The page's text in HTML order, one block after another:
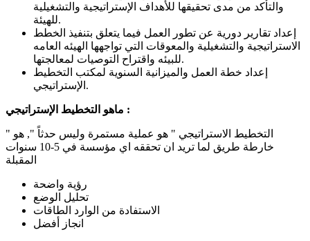
والتأكد من مدى تحقيقها للأهداف الإستراتيجية والتشغيلية
للهيئة.
إعداد تقارير دورية عن تطور العمل فيما يتعلق بتنفيذ الخطط
الاستراتيجية والتشغيلية والمعوقات التي تواجهها الهيئه العامه
للبيئه واقتراح التوصيات لمعالجتها.
إعداد خطة العمل والميزانية السنوية لمكتب التخطيط
الإستراتيجي.
ماهو التخطيط الإستراتيجي :
" التخطيط الاستراتيجي " هو عملية مستمرة وليس حدثاً ", هو
خارطة طريق لما تريد ان تحققه اي مؤسسة في 5-10 سنوات
المقبلة
رؤية واضحة
تحليل الوضع
الاستفادة من الوارد الطاقات
انجاز أفضل